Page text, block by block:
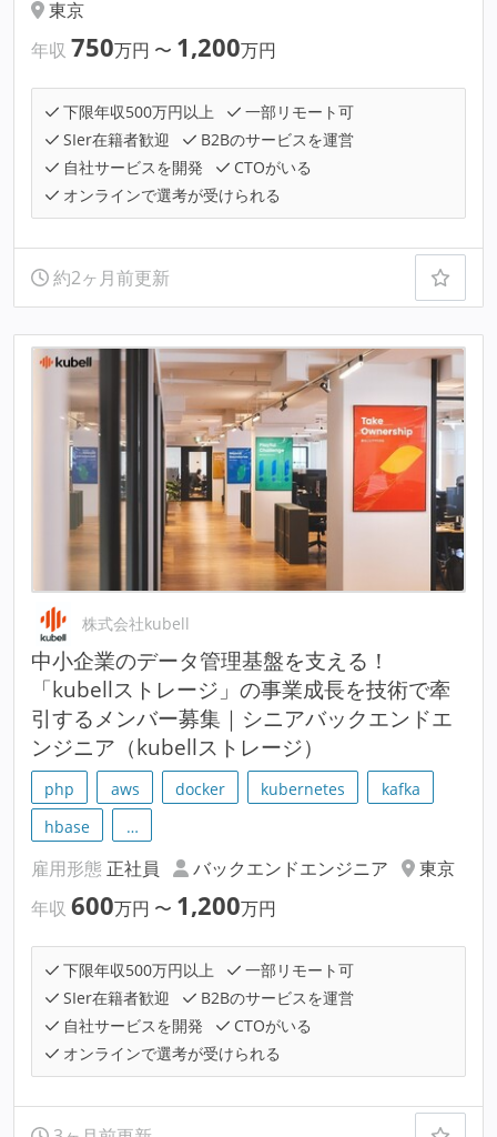
東京
年収 750万円 〜 1,200万円
下限年収500万円以上
一部リモート可
SIer在籍者歓迎
B2Bのサービスを運営
自社サービスを開発
CTOがいる
オンラインで選考が受けられる
約2ヶ月前更新
株式会社kubell
中小企業のデータ管理基盤を支える！
「kubellストレージ」の事業成長を技術で牽
引するメンバー募集｜シニアバックエンドエ
ンジニア（kubellストレージ）
php aws docker kubernetes
kafka
hbase
…
雇用形態 正社員 バックエンドエンジニア
東京
年収 600万円 〜 1,200万円
下限年収500万円以上
一部リモート可
SIer在籍者歓迎
B2Bのサービスを運営
自社サービスを開発
CTOがいる
オンラインで選考が受けられる